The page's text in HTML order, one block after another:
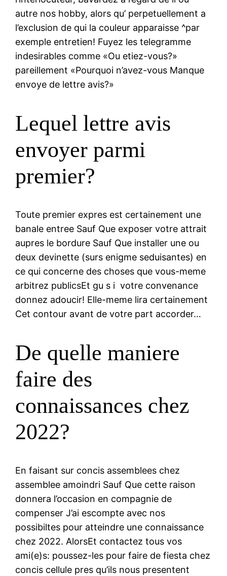
autre nos hobby, alors qu’ perpetuellement a
l’exclusion de qui la couleur apparaisse ^par
exemple entretien! Fuyez les telegramme
indesirables comme «Ou etiez-vous?»
pareillement «Pourquoi n’avez-vous Manque
envoye de lettre avis?»
Lequel lettre avis
envoyer parmi
premier?
Toute premier expres est certainement une
banale entree Sauf Que exposer votre attrait
aupres le bordure Sauf Que installer une ou
deux devinette (surs enigme seduisantes) en
ce qui concerne des choses que vous-meme
arbitrez publicsEt gu s i votre convenance
donnez adoucir! Elle-meme lira certainement
Cet contour avant de votre part accorder…
De quelle maniere
faire des
connaissances chez
2022?
En faisant sur concis assemblees chez
assemblee amoindri Sauf Que cette raison
donnera l’occasion en compagnie de
compenser J’ai escompte avec nos
possibiltes pour atteindre une connaissance
chez 2022. AlorsEt contactez tous vos
ami(e)s: poussez-les pour faire de fiesta chez
concis cellule pres qu’ils nous presentent